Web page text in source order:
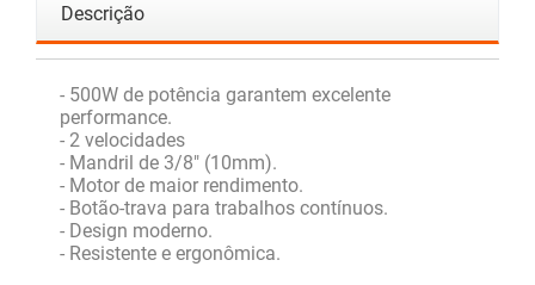
Descrição
- 500W de potência garantem excelente
performance.
- 2 velocidades
- Mandril de 3/8" (10mm).
- Motor de maior rendimento.
- Botão-trava para trabalhos contínuos.
- Design moderno.
- Resistente e ergonômica.